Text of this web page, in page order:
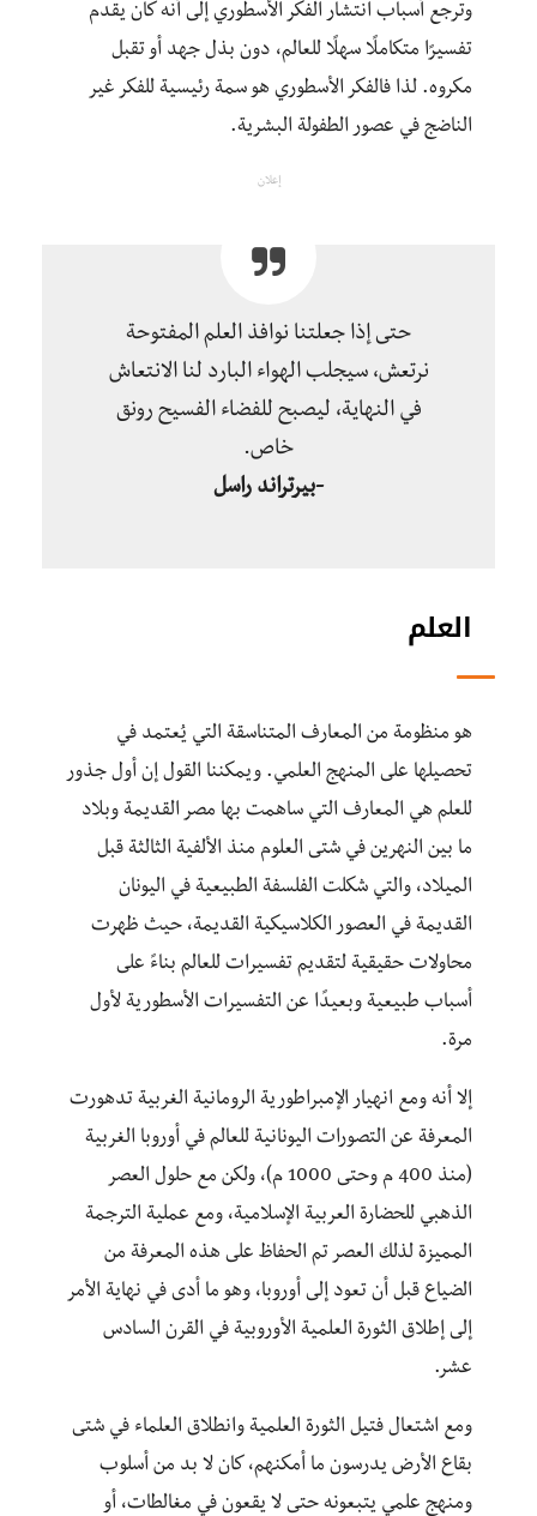
وترجع أسباب انتشار الفكر الأسطوري إلى أنه كان يقدم
تفسيرًا متكاملًا سهلًا للعالم، دون بذل جهد أو تقبل
مكروه. لذا فالفكر الأسطوري هو سمة رئيسية للفكر غير
الناضج في عصور الطفولة البشرية.
إعلان
حتى إذا جعلتنا نوافذ العلم المفتوحة
نرتعش، سيجلب الهواء البارد لنا الانتعاش
في النهاية، ليصبح للفضاء الفسيح رونق
خاص.
-بيرتراند راسل
العلم
هو منظومة من المعارف المتناسقة التي يُعتمد في
تحصيلها على المنهج العلمي. ويمكننا القول إن أول جذور
للعلم هي المعارف التي ساهمت بها مصر القديمة وبلاد
ما بين النهرين في شتى العلوم منذ الألفية الثالثة قبل
الميلاد، والتي شكلت الفلسفة الطبيعية في اليونان
القديمة في العصور الكلاسيكية القديمة، حيث ظهرت
محاولات حقيقية لتقديم تفسيرات للعالم بناءً على
أسباب طبيعية وبعيدًا عن التفسيرات الأسطورية لأول
مرة.
إلا أنه ومع انهيار الإمبراطورية الرومانية الغربية تدهورت
المعرفة عن التصورات اليونانية للعالم في أوروبا الغربية
(منذ 400 م وحتى 1000 م)، ولكن مع حلول العصر
الذهبي للحضارة العربية الإسلامية، ومع عملية الترجمة
المميزة لذلك العصر تم الحفاظ على هذه المعرفة من
الضياع قبل أن تعود إلى أوروبا، وهو ما أدى في نهاية الأمر
إلى إطلاق الثورة العلمية الأوروبية في القرن السادس
عشر.
ومع اشتعال فتيل الثورة العلمية وانطلاق العلماء في شتى
بقاع الأرض يدرسون ما أمكنهم، كان لا بد من أسلوب
ومنهج علمي يتبعونه حتى لا يقعون في مغالطات، أو